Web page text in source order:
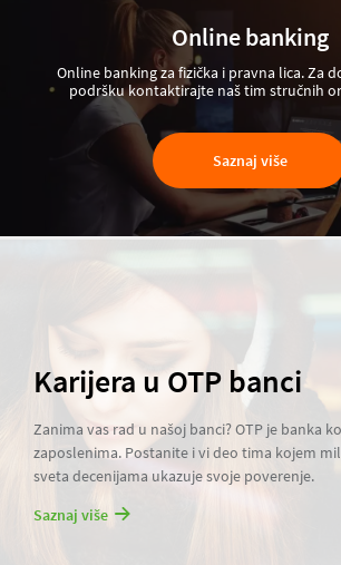
Online banking
Online banking za fizička i pravna lica. Za
podršku kontaktirajte naš tim stručnih
Saznaj više
Karijera u OTP banci
Zanima vas rad u našoj banci? OTP je banka
zaposlenima. Postanite i vi deo tima kojem
sveta decenijama ukazuje svoje poverenje.
Saznaj više